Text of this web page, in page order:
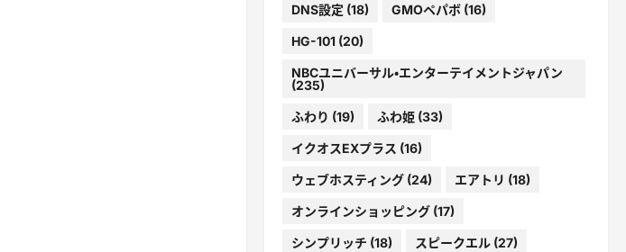
DNS設定 (18) GMOペパボ(16)
HG-101(20)
NBCユニバーサル・エンターテイメントジャパン
(235)
ふわり (19) ふわ姫(33)
イクオスEXプラス (16)
ウェブホスティング(24) エアトリ (18)
オンラインショッピング(17)
シンプリッチ (18) スピークエル(27)